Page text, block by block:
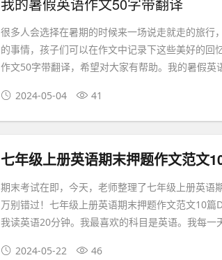
很多人会选择在暑期的时候来一场说走就走的旅行
的事情，孩子们可以在作文中记录下这些美好的回
作文50字带翻译，希望对大家有帮助。我的暑假英
2024-05-04 41
七年级上册英语期末押题作文范文
期末考试在即，今天，老师整理了七年级上册英语
万别错过！七年级上册英语期末押题作文范文10篇
我读英语20分钟。我最喜欢的科目是英语。我每一
2024-05-22 46